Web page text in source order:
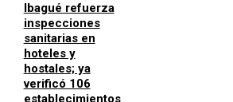
Ibagué refuerza
inspecciones
sanitarias en
hoteles y
hostales; ya
verificó 106
establecimientos